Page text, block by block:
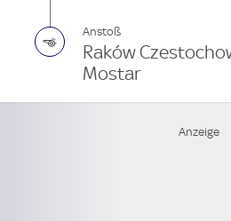
Anstoß
Raków
Mostar